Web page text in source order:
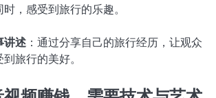
时，感受到旅行的乐趣。
讲述 ：通过分享自己的旅行经历，让观众
到旅行的美好。